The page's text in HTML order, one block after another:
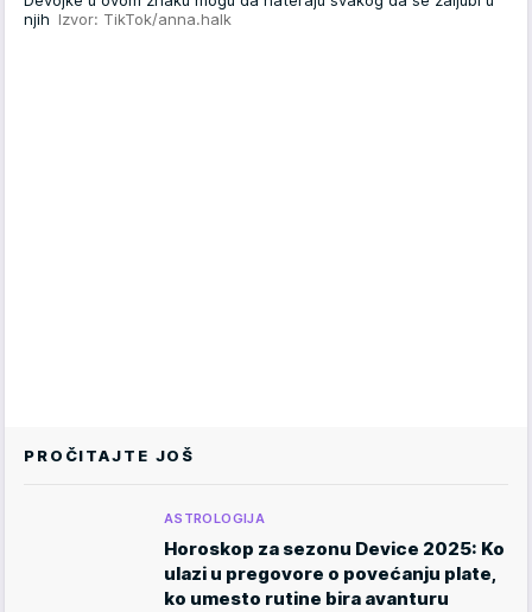
njih Izvor: TikTok/anna.halk
PROČITAJTE JOŠ
ASTROLOGIJA
Horoskop za sezonu Device 2025: Ko
ulazi u pregovore o povećanju plate,
ko umesto rutine bira avanturu